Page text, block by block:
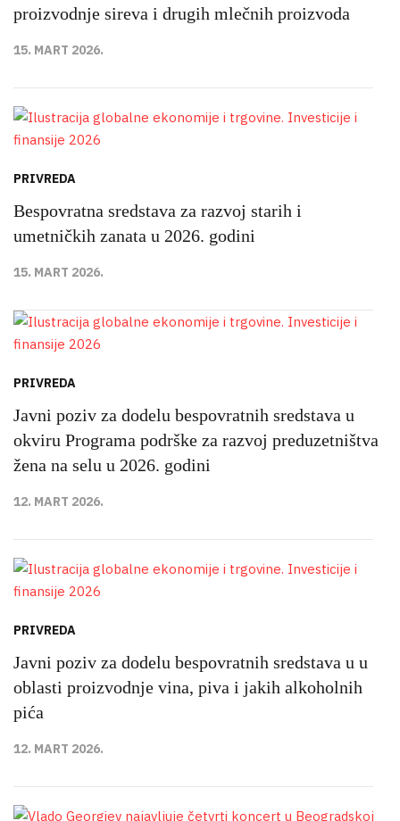
proizvodnje sireva i drugih mlečnih proizvoda
15. MART 2026.
PRIVREDA
Bespovratna sredstava za razvoj starih i
umetničkih zanata u 2026. godini
15. MART 2026.
PRIVREDA
Javni poziv za dodelu bespovratnih sredstava u
okviru Programa podrške za razvoj preduzetništva
žena na selu u 2026. godini
12. MART 2026.
PRIVREDA
Javni poziv za dodelu bespovratnih sredstava u u
oblasti proizvodnje vina, piva i jakih alkoholnih
pića
12. MART 2026.